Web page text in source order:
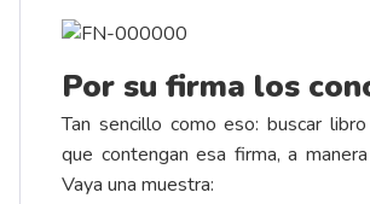
Por su firma los
Tan sencillo como eso: buscar
que contengan esa firma, a
Vaya una muestra: